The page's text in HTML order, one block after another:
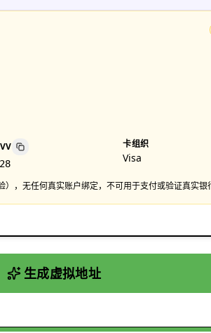
卡组织
Visa
），无任何真实账户绑定，不可用于支付或验证真实银
生成虚拟地址